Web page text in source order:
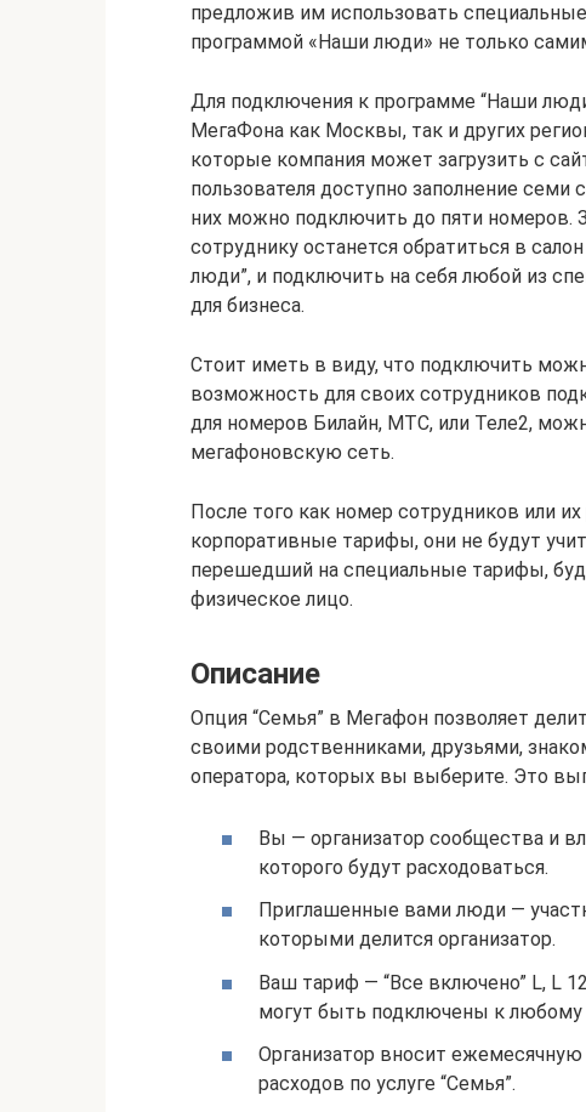
предложив им использовать
программой «Наши люди» не только
Для подключения к программе “Наши
МегаФона как Москвы, так и других
которые компания может загрузить с
пользователя доступно заполнение
них можно подключить до пяти номеров.
сотруднику останется обратиться в
люди”, и подключить на себя любой из
для бизнеса.
Стоит иметь в виду, что подключить
возможность для своих сотрудников
для номеров Билайн, МТС, или Теле2,
мегафоновскую сеть.
После того как номер сотрудников или
корпоративные тарифы, они не будут
перешедший на специальные тарифы,
физическое лицо.
Описание
Опция “Семья” в Мегафон позволяет
своими родственниками, друзьями,
оператора, которых вы выберите. Это
Вы — организатор сообщества и
которого будут расходоваться.
Приглашенные вами люди —
которыми делится организатор.
Ваш тариф — “Все включено” L, L
могут быть подключены к любому
Организатор вносит ежемесячную
расходов по услуге “Семья”.